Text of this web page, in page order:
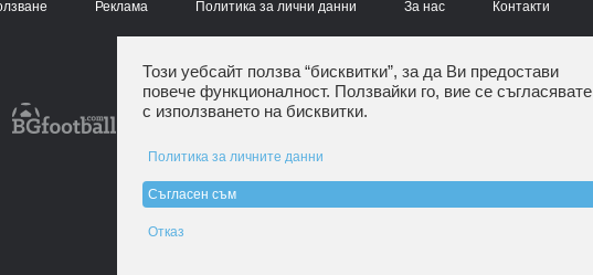
Реклама Политика за лични данни За нас Контакти
Този уебсайт ползва “бисквитки”, за да Ви предостави
повече функционалност. Ползвайки го, вие се съгласявате
с използването на бисквитки.
Политика за личните данни
Съгласен съм
Отказ